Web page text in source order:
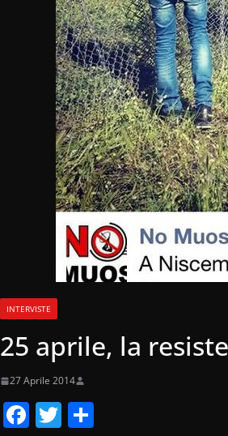
INTERVISTE
25 aprile, la
27 Aprile 2014
F T